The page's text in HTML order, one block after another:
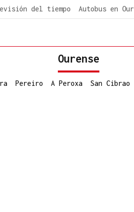
del tiempo Autobus en
Ourense
Pereiro A Peroxa San Cibrao